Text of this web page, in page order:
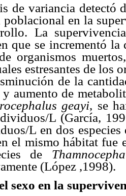
de variancia detectó
poblacional en la
La
que se incrementó
organismos
estresantes de los
de la
aumento de
geayi, se
L (García,
L en dos especies
el mismo hábitat
de
(López ,1998).
sexo en la